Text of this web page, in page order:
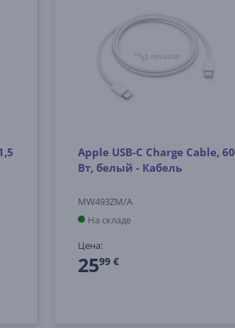
Apple USB-C Charge Cable, 60
Вт, белый - Кабель
MW493ZM/A
На складе
Цена:
2599 €